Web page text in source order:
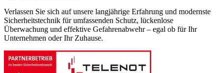
Verlassen Sie sich auf unsere langjährige Erfahrung und modernste
Sicherheitstechnik für umfassenden Schutz, lückenlose
Überwachung und effektive Gefahrenabwehr – egal ob für Ihr
Unternehmen oder Ihr Zuhause.